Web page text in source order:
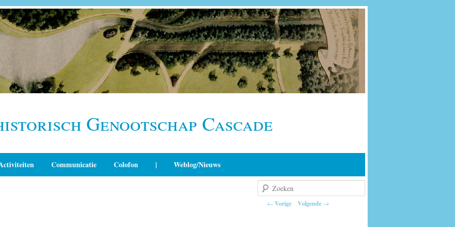
Genootschap Cascade
Communicatie Colofon | Weblog/Nieuws
Berichtnavigatie
← Vorige Volgende →